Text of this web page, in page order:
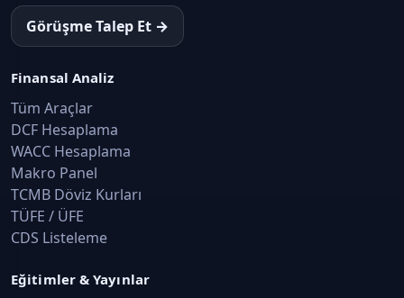
Görüşme Talep Et →
Finansal Analiz
Tüm Araçlar
DCF Hesaplama
WACC Hesaplama
Makro Panel
TCMB Döviz Kurları
TÜFE / ÜFE
CDS Listeleme
Eğitimler & Yayınlar